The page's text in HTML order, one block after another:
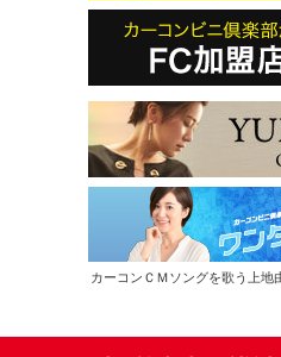
カーコンＣＭソングを歌う上地